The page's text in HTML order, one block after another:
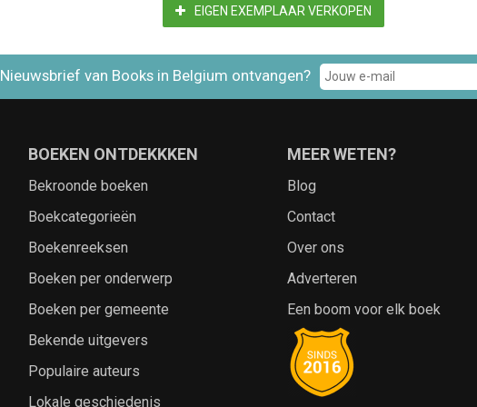
EIGEN EXEMPLAAR VERKOPEN
Nieuwsbrief van Books in Belgium ontvangen?
BOEKEN ONTDEKKKEN
Bekroonde boeken
Boekcategorieën
Boekenreeksen
Boeken per onderwerp
Boeken per gemeente
Bekende uitgevers
Populaire auteurs
Lokale geschiedenis
MEER WETEN?
Blog
Contact
Over ons
Adverteren
Een boom voor elk boek